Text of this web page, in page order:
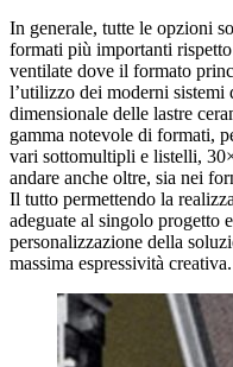
In generale, tutte le opzioni
formati più importanti
ventilate dove il formato
l’utilizzo dei moderni
dimensionale delle lastre
gamma notevole di formati,
vari sottomultipli e listelli,
andare anche oltre, sia nei
Il tutto permettendo la
adeguate al singolo progetto
personalizzazione della
massima espressività creativa.